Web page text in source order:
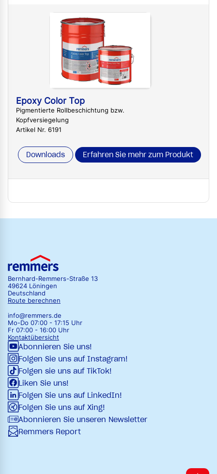
Epoxy Color Top
Pigmentierte Rollbeschichtung bzw.
Kopfversiegelung
Artikel Nr. 6191
Downloads Erfahren Sie mehr zum Produkt
Bernhard-Remmers-Straße 13
49624 Löningen
Deutschland
Route berechnen
info@remmers.de
Mo-Do 07:00 - 17:15 Uhr
Fr 07:00 - 16:00 Uhr
Kontaktübersicht
Abonnieren Sie uns!
Folgen Sie uns auf Instagram!
Folgen sie uns auf TikTok!
Liken Sie uns!
Folgen Sie uns auf LinkedIn!
Folgen Sie uns auf Xing!
Abonnieren Sie unseren Newsletter
Remmers Report